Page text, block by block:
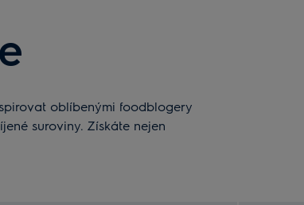
oblíbenými foodblogery
suroviny. Získáte nejen